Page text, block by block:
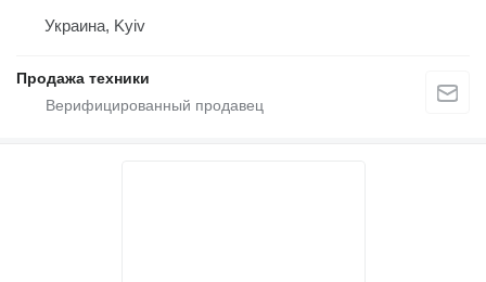
Украина, Kyiv
Продажа техники